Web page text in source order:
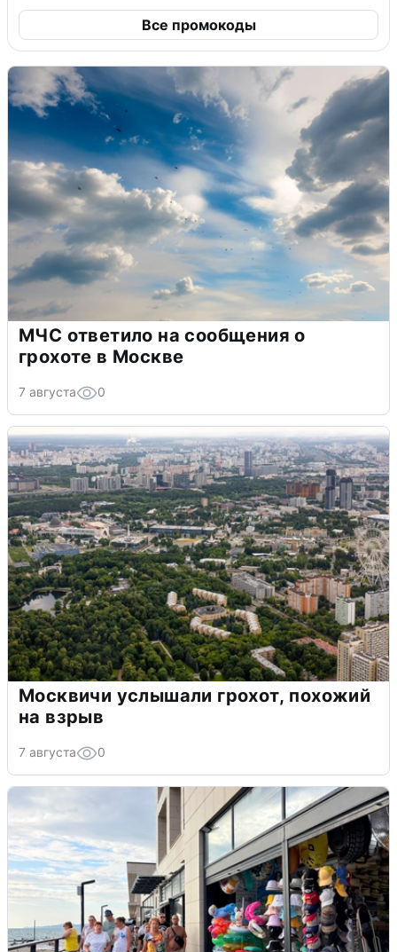
Все промокоды
МЧС ответило на сообщения о
грохоте в Москве
7 августа 0
Москвичи услышали грохот, похожий
на взрыв
7 августа 0